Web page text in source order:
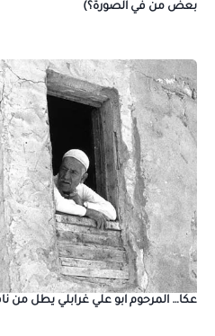
بعض من في الصورة؟)
عكا… المرحوم ابو علي غرابلي يطل من